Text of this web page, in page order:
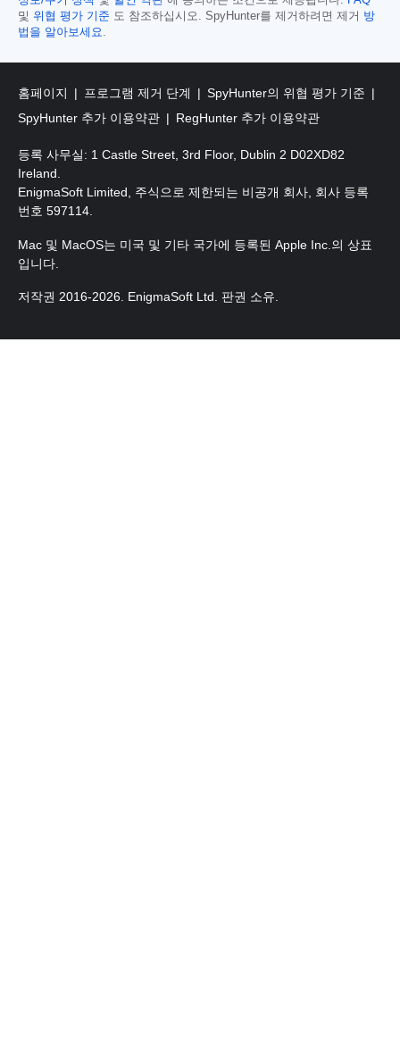
및 위협 평가 기준 도 참조하십시오. SpyHunter를 제거하려면 제거 방
법을 알아보세요.
홈페이지 프로그램 제거 단계
SpyHunter의 위협 평가 기준
SpyHunter 추가 이용약관
RegHunter 추가 이용약관
등록 사무실: 1 Castle Street, 3rd Floor, Dublin 2 D02XD82
Ireland.
EnigmaSoft Limited, 주식으로 제한되는 비공개 회사, 회사 등록
번호 597114.
Mac 및 MacOS는 미국 및 기타 국가에 등록된 Apple Inc.의 상표
입니다.
저작권 2016-2026. EnigmaSoft Ltd. 판권 소유.